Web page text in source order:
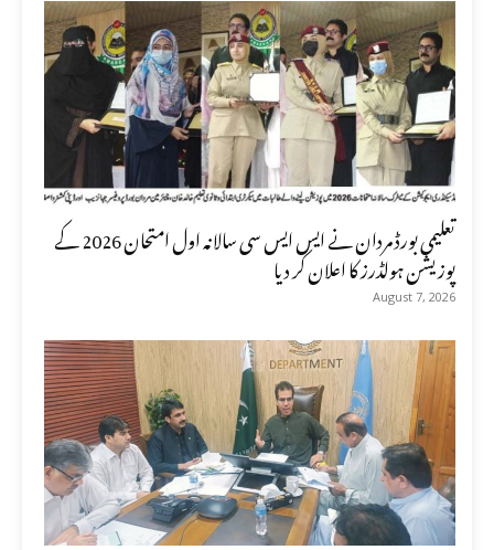
تعلیمی بورڈ مردان نے ایس ایس سی سالانہ اول امتحان 2026 کے
پوزیشن ہولڈرز کا اعلان کر دیا
August 7, 2026